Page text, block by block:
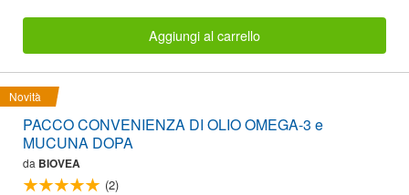
Aggiungi al carrello
Novità
PACCO CONVENIENZA DI OLIO OMEGA-3 e
MUCUNA DOPA
da BIOVEA
(2)